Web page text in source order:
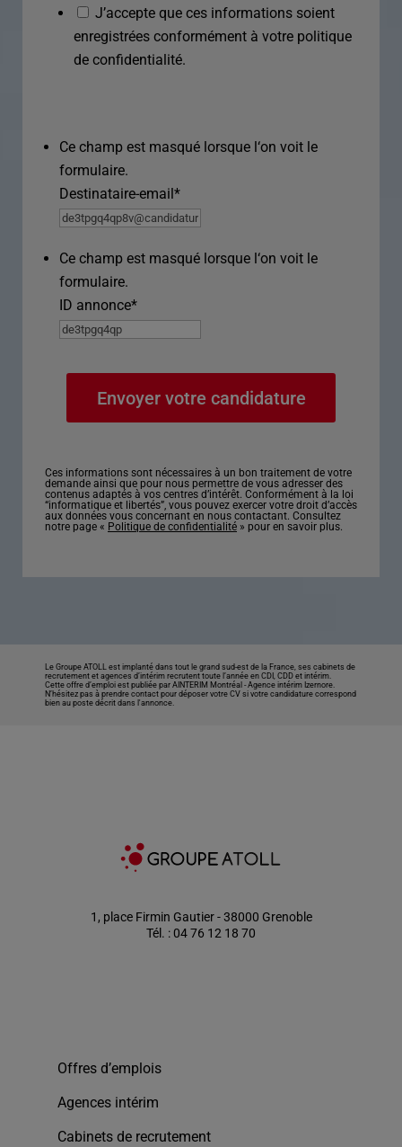
J’accepte que ces informations soient
enregistrées conformément à votre politique
de confidentialité.
Ce champ est masqué lorsque l‘on voit le
formulaire.
Destinataire-email*
Ce champ est masqué lorsque l‘on voit le
formulaire.
ID annonce*
Ces informations sont nécessaires à un bon traitement de votre
demande ainsi que pour nous permettre de vous adresser des
contenus adaptés à vos centres d’intérêt. Conformément à la loi
“informatique et libertés”, vous pouvez exercer votre droit d’accès
aux données vous concernant en nous contactant. Consultez
notre page « Politique de confidentialité » pour en savoir plus.
Le Groupe ATOLL est implanté dans tout le grand sud-est de la France, ses cabinets de
recrutement et agences d’intérim recrutent toute l’année en CDI, CDD et intérim.
Cette offre d’emploi est publiée par AINTERIM Montréal -Agence intérim Izernore.
N’hésitez pas à prendre contact pour déposer votre CV si votre candidature correspond
bien au poste décrit dans l'annonce.
1, place Firmin Gautier - 38000 Grenoble
Tél. : 04 76 12 18 70
Offres d’emplois
Agences intérim
Cabinets de recrutement